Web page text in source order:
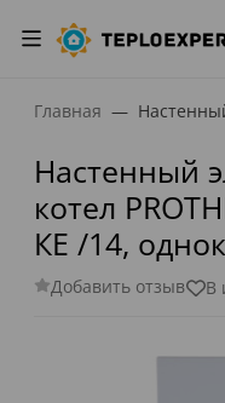
Главная
Настенный
котел
КЕ /14,
Добавить отзыв В